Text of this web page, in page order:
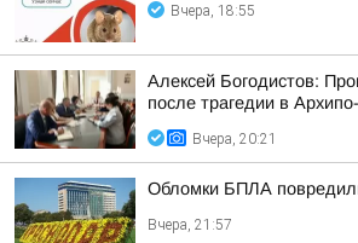
Вчера, 18:55
Алексей Богодистов:
после трагедии в
Вчера, 20:21
Обломки БПЛА
Вчера, 21:57